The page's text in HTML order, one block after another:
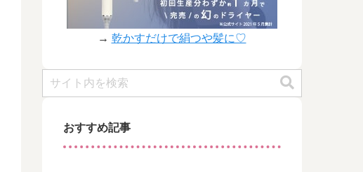
→ 乾かすだけで絹つや髪に♡
おすすめ記事